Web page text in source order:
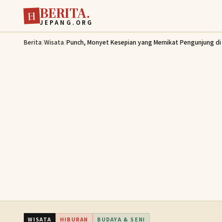
Lewati ke konten utama
日 BERITA.
JEPANG.ORG
Berita/Wisata/Punch, Monyet Kesepian yang Memikat Pengunjung
WISATA HIBURAN BUDAYA & SENI